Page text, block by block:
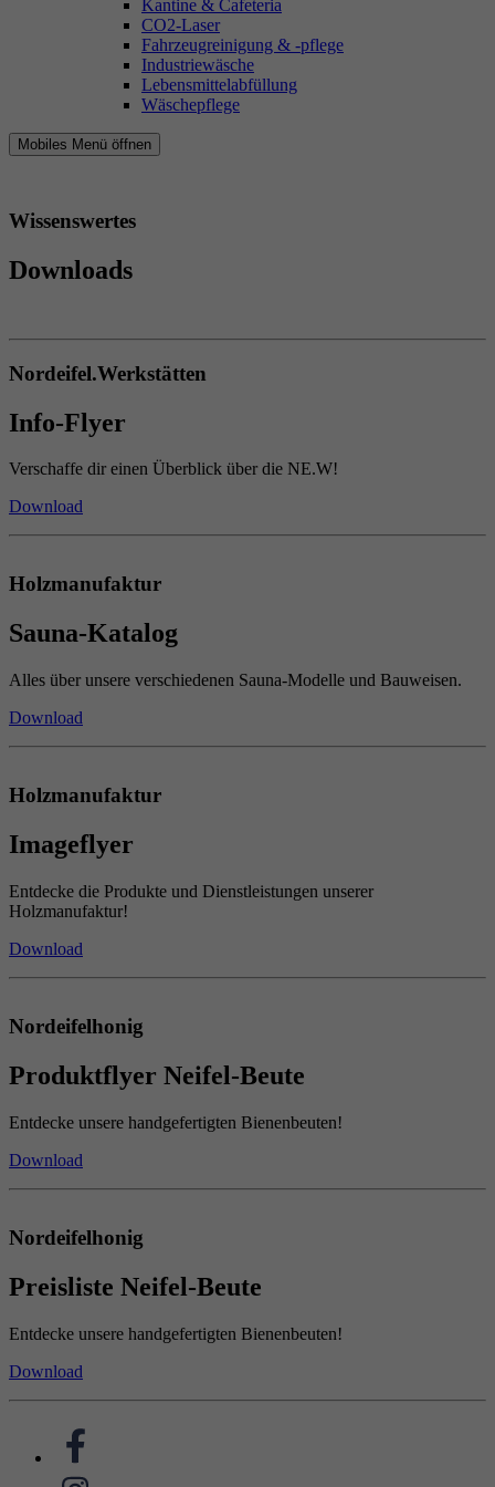
Kantine & Cafeteria
CO2-Laser
Fahrzeugreinigung & -pflege
Industriewäsche
Lebensmittelabfüllung
Wäschepflege
Mobiles Menü öffnen
Wissenswertes
Downloads
Nordeifel.Werkstätten
Info-Flyer
Verschaffe dir einen Überblick über die NE.W!
Download
Holzmanufaktur
Sauna-Katalog
Alles über unsere verschiedenen Sauna-Modelle und Bauweisen.
Download
Holzmanufaktur
Imageflyer
Entdecke die Produkte und Dienstleistungen unserer
Holzmanufaktur!
Download
Nordeifelhonig
Produktflyer Neifel-Beute
Entdecke unsere handgefertigten Bienenbeuten!
Download
Nordeifelhonig
Preisliste Neifel-Beute
Entdecke unsere handgefertigten Bienenbeuten!
Download